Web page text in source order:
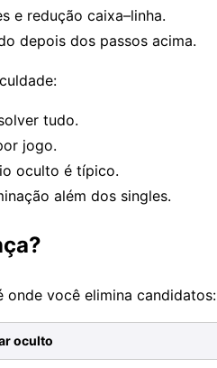
e redução caixa–linha.
depois dos passos acima.
tudo.
jogo.
oculto é típico.
além dos singles.
onde você elimina candidatos:
oculto